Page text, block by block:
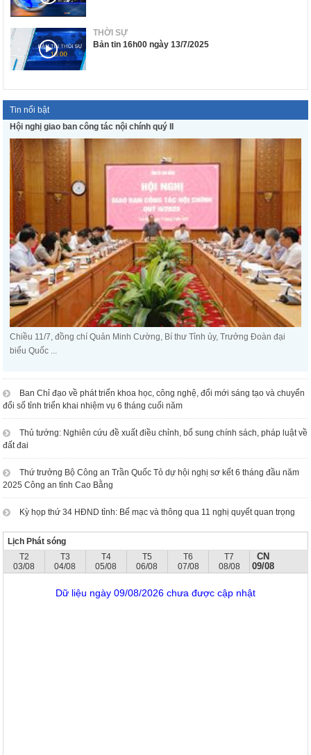
THỜI SỰ
Bản tin 16h00 ngày 13/7/2025
Tin nổi bật
Hội nghị giao ban công tác nội chính quý II
Chiều 11/7, đồng chí Quản Minh Cường, Bí thư Tỉnh ủy, Trưởng Đoàn đại
biểu Quốc ...
Ban Chỉ đạo về phát triển khoa học, công nghệ, đổi mới sáng tạo và chuyển
đổi số tỉnh triển khai nhiệm vụ 6 tháng cuối năm
Thủ tướng: Nghiên cứu đề xuất điều chỉnh, bổ sung chính sách, pháp luật về
đất đai
Thứ trưởng Bộ Công an Trần Quốc Tỏ dự hội nghị sơ kết 6 tháng đầu năm
2025 Công an tỉnh Cao Bằng
Kỳ họp thứ 34 HĐND tỉnh: Bế mạc và thông qua 11 nghị quyết quan trọng
Lịch Phát sóng
T2
03/08
T3
04/08
T4
05/08
T5
06/08
T6
07/08
T7
08/08
CN
09/08
Dữ liệu ngày 09/08/2026 chưa được cập nhật